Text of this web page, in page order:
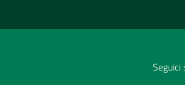
Seguici